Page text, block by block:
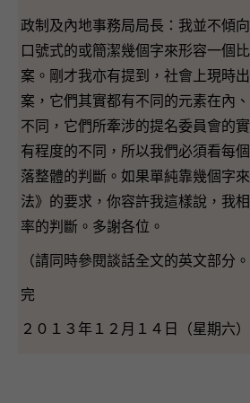
政制及內地事務局局長：我並不傾
口號式的或簡潔幾個字來形容一個
案。剛才我亦有提到，社會上現時
案，它們其實都有不同的元素在內
不同，它們所牽涉的提名委員會的
有程度的不同，所以我們必須看每
落整體的判斷。如果單純靠幾個字
法》的要求，你容許我這樣說，我
率的判斷。多謝各位。
（請同時參閱談話全文的英文部分。
完
２０１３年１２月１４日（星期六）